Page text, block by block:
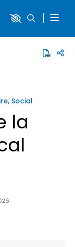
Social
la